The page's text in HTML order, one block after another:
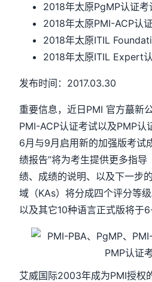
2018年太原PgMP认证考
2018年太原PMI-ACP认
2018年太原ITIL
2018年太原ITIL Expert
发布时间：2017.03.30
重要信息，近日PMI 官方蕞新
PMI-ACP认证考试以及PMP认
6月与9月启用新的加强版考试
绩报告”将为考生提供更多指
绩、成绩的说明、以及下一步
域（KAs）将分成四个评分等
以及其它10种语言正式版将于
艾威国际2003年成为PMI授权